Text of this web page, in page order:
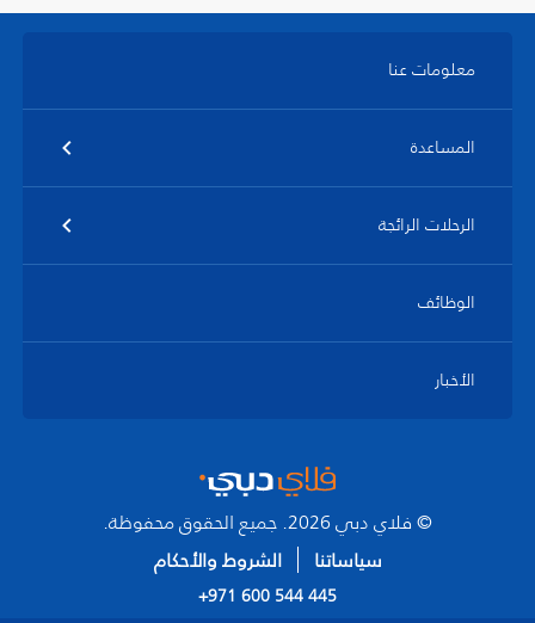
معلومات عنا
المساعدة
الرحلات الرائجة
الوظائف
الأخبار
© فلاي دبي 2026. جميع الحقوق محفوظة.
سياساتنا
الشروط والأحكام
+971 600 544 445